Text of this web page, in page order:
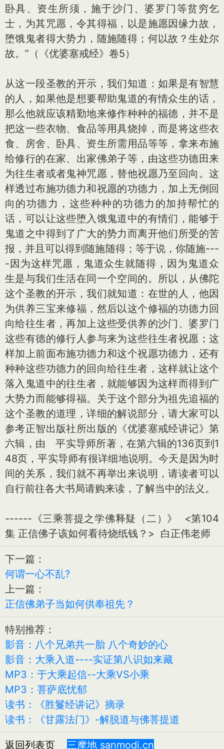
卧具、资生所须，施于沙门、婆罗门等贫穷乞
士，为其咒愿，令其得福，以是施愿因缘力故，
堕饿鬼者得大势力，随施随得；何以故？生处尔
故。”（《优婆塞戒经》卷5）
从这一段圣教的开示，我们知道：如果是有智慧
的人，如果他是想要帮助鬼道的有情众生的话，
那么他就应该精勤地来修作种种的福德，并不是
把这一些衣物、食品等用具烧掉，而是将这些衣
食、房舍、卧具、资生所需用品等等，拿来布施
给修行的在家、出家佛弟子等，由这些功德田来
为往生者或者鬼神咒愿，替他祝愿乃至回向。这
样透过布施功德力和祝愿的功德力，加上无倒回
向的功德力，这些种种的功德力的加持帮忙的
话，可以让这些堕入饿鬼道中的有情们，能够于
鬼道之中得到了广大的势力而离开他们所受的苦
报，并且可以得到随施随得；等于说，你随施---
-因为这样咒愿，鬼道众生就随得，因为鬼道众
生是与我们生活在同一个空间的。所以，从佛陀
这个圣教的开示，我们就知道：在世的人，他因
为供养三宝来修福，然后以这个修福的功德力回
向给往生者，再加上这些受供养的沙门、婆罗门
这些有德的修行人参与来为这些往生者祝愿；这
样加上前面布施功德力和这个祝愿功德力，还有
种种这些功德力的回向给往生者，这样就让这个
落入鬼道中的往生者，就能够因为这样而得到广
大势力而能够得福。关于这个部分为祖先追福的
这个圣教的道理，详细的解说部分，请大家可以
参考正智出版社所出版的《优婆塞戒经讲记》第
六辑，由 平实导师所著，在第六辑的136页到1
48页，平实导师有很详细地说明。今天是因为时
间的关系，我们就不再举出来说明，请读者可以
自行前往各大书局请购来读，了解当中的法义。
------《三乘菩提之学佛释疑（二）》 <第104
集 正信佛子该如何看待烧纸钱？> 白正伟老师
下一篇：
何谓一心不乱?
上一篇：
正信佛弟子当如何供奉祖先？
特别推荐：
影音：八个兄弟共一胎 八个奇妙的心
影音：大乘入道----实证第八识如来藏
MP3：于大乘起信--大乘VS小乘
MP3：菩萨底忧郁
读书：《胜鬘经讲记》摘录
读书：《甘露法门》-解脱道与佛菩提道
返回列表页 三摩地 sanmodi.cn